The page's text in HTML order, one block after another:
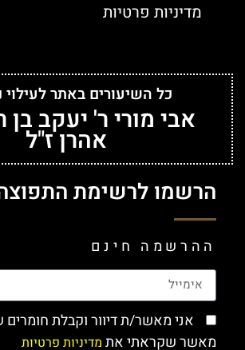
מדיניות פרטיות
כל השיעורים באתר
אבי מורי ר' יעקב
אהרן ז"ל
הרשמו לרשימת
ההרשמה חינם
אני מאשר/ת דיוור וקבלת חומרים
מאשר שקראתי את מדיניות פרטיות